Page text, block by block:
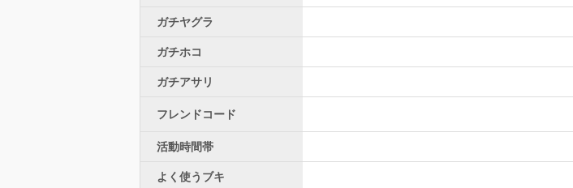
ガチヤグラ
ガチホコ
ガチアサリ
フレンドコード
活動時間帯
よく使うブキ